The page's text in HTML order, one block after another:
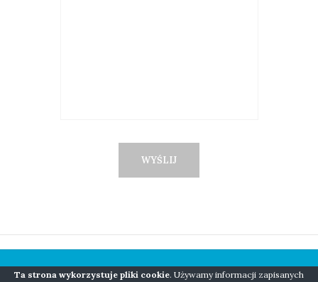
Ta strona wykorzystuje pliki cookie. Używamy informacji zapisanych